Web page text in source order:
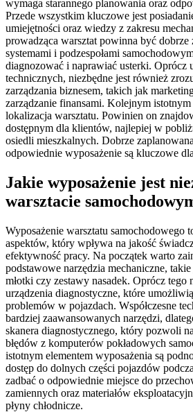
wymaga starannego planowania oraz
Przede wszystkim kluczowe jest
umiejętności oraz wiedzy z zakresu
prowadząca warsztat powinna być
systemami i podzespołami
diagnozować i naprawiać usterki. Oprócz
technicznych, niezbędne jest również
zarządzania biznesem, takich jak
zarządzanie finansami. Kolejnym istotnym
lokalizacja warsztatu. Powinien on
dostępnym dla klientów, najlepiej w
osiedli mieszkalnych. Dobrze
odpowiednie wyposażenie są kluczowe
Jakie wyposażenie jest
warsztacie
Wyposażenie warsztatu samochodowego
aspektów, który wpływa na jakość
efektywność pracy. Na początek warto
podstawowe narzędzia mechaniczne,
młotki czy zestawy nasadek. Oprócz tego
urządzenia diagnostyczne, które
problemów w pojazdach. Współczesne
bardziej zaawansowanych narzędzi,
skanera diagnostycznego, który pozwoli
błędów z komputerów pokładowych
istotnym elementem wyposażenia są
dostęp do dolnych części pojazdów
zadbać o odpowiednie miejsce do
zamiennych oraz materiałów
płyny chłodnicze.